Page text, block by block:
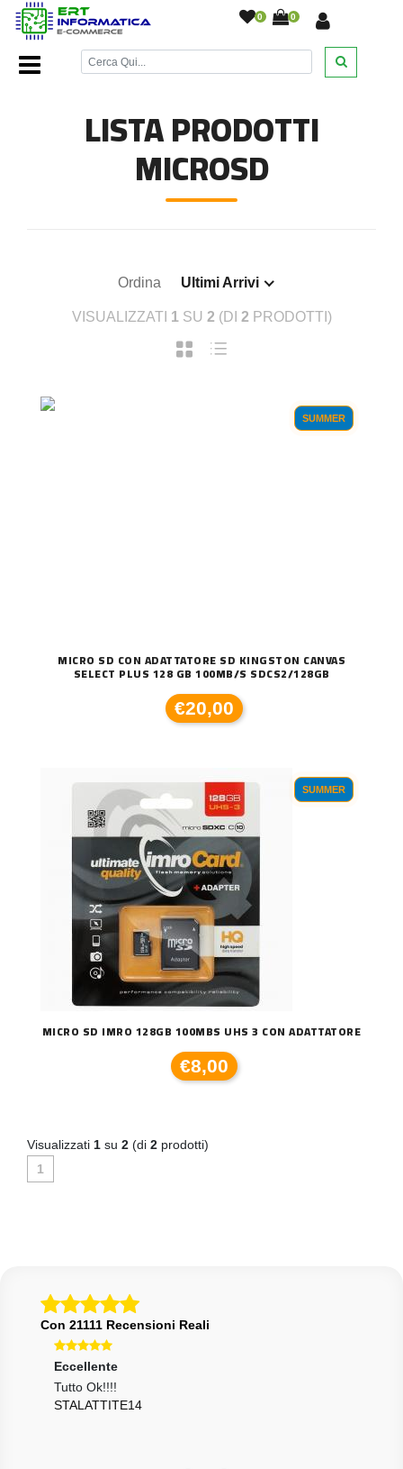
0 0
Home Page/Memorie Flash/MicroSD/
LISTA PRODOTTI
MICROSD
Ordina Ultimi Arrivi
VISUALIZZATI 1 SU 2 (DI 2 PRODOTTI)
SUMMER
MICRO SD CON ADATTATORE SD KINGSTON CANVAS
SELECT PLUS 128 GB 100MB/S SDCS2/128GB
€20,00
SUMMER
MICRO SD IMRO 128GB 100MBS UHS 3 CON ADATTATORE
€8,00
Visualizzati 1 su 2 (di 2 prodotti)
1
Con 21111 Recensioni Reali
Eccellente
Tutto Ok!!!!
STALATTITE14